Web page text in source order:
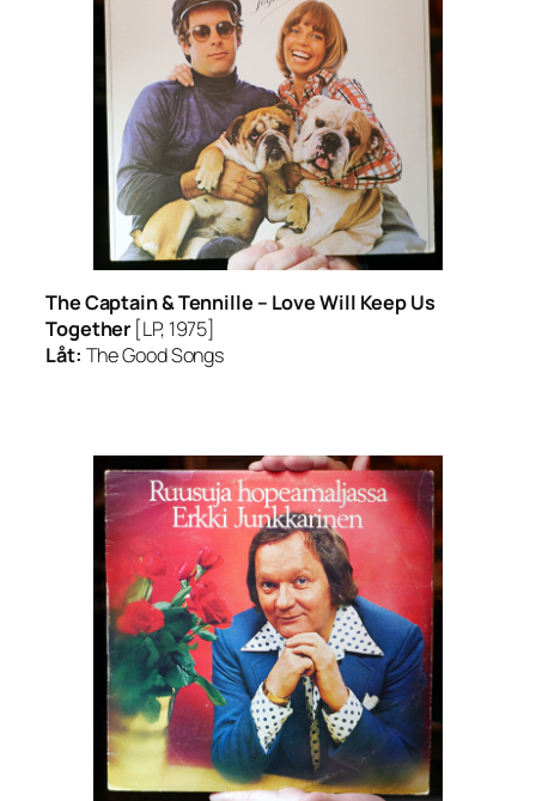
The Captain & Tennille – Love Will Keep Us
Together [LP, 1975]
Låt: The Good Songs